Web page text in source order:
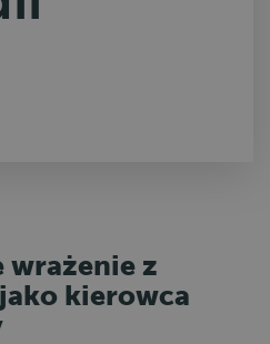
wrażenie z
kierowca